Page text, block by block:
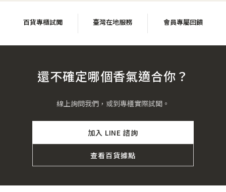
百貨專櫃試聞 臺灣在地服務 會員專屬回饋
還不確定哪個香氣適合你？
線上詢問我們，或到專櫃實際試聞。
加入 LINE 諮詢
查看百貨據點